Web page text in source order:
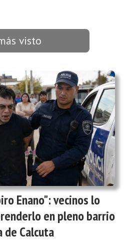
visto
Enano": vecinos lo
en pleno barrio
de Calcuta